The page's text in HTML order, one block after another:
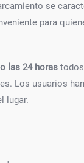
se
para
las 24 horas
Los usuarios
lugar.